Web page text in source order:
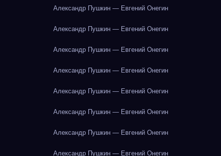
Александр Пушкин — Евгений Онегин
Александр Пушкин — Евгений Онегин
Александр Пушкин — Евгений Онегин
Александр Пушкин — Евгений Онегин
Александр Пушкин — Евгений Онегин
Александр Пушкин — Евгений Онегин
Александр Пушкин — Евгений Онегин
Александр Пушкин — Евгений Онегин